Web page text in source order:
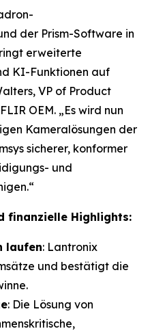
der Prism-Software in
erweiterte
KI-Funktionen auf
VP of Product
OEM. „Es wird nun
Kameralösungen der
sicherer, konformer
und
finanzielle Highlights:
laufen: Lantronix
und bestätigt die
: Die Lösung von